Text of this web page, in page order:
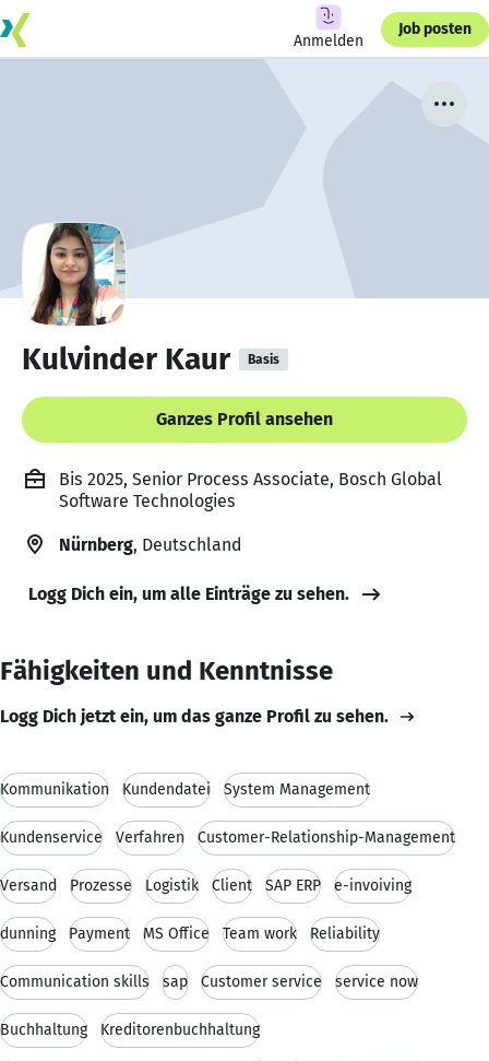
Anmelden
Job posten
Kulvinder Kaur Basis
Ganzes Profil ansehen
Bis 2025, Senior Process Associate, Bosch Global
Software Technologies
Nürnberg, Deutschland
Logg Dich ein, um alle Einträge zu sehen.
Fähigkeiten und Kenntnisse
Logg Dich jetzt ein, um das ganze Profil zu sehen.
Kommunikation Kundendatei System Management
Kundenservice Verfahren Customer-Relationship-Management
Versand Prozesse Logistik Client SAP ERP e-invoiving
dunning Payment MS Office Team work Reliability
Communication skills sap Customer service service now
Buchhaltung Kreditorenbuchhaltung